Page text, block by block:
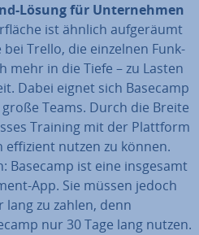
Lösung für Un­ter­neh­men
ist ähnlich auf­ge­räumt
Trello, die einzelnen Funk­
in die Tiefe – zu Lasten
Dabei eignet sich Basecamp
Teams. Durch die Breite
Training mit der Plattform
nutzen zu können.
Basecamp ist eine insgesamt
App. Sie müssen jedoch
zu zahlen, denn
nur 30 Tage lang nutzen.